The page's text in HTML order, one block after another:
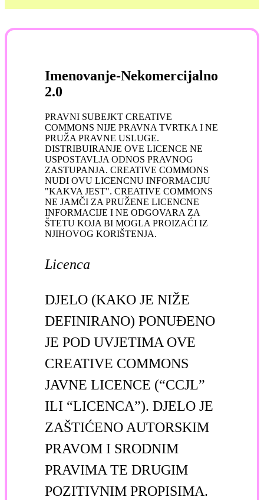
Imenovanje-Nekomercijalno
2.0
PRAVNI SUBEJKT CREATIVE
COMMONS NIJE PRAVNA TVRTKA I NE
PRUŽA PRAVNE USLUGE.
DISTRIBUIRANJE OVE LICENCE NE
USPOSTAVLJA ODNOS PRAVNOG
ZASTUPANJA. CREATIVE COMMONS
NUDI OVU LICENCNU INFORMACIJU
"KAKVA JEST". CREATIVE COMMONS
NE JAMČI ZA PRUŽENE LICENCNE
INFORMACIJE I NE ODGOVARA ZA
ŠTETU KOJA BI MOGLA PROIZAĆI IZ
NJIHOVOG KORIŠTENJA.
Licenca
DJELO (KAKO JE NIŽE
DEFINIRANO) PONUĐENO
JE POD UVJETIMA OVE
CREATIVE COMMONS
JAVNE LICENCE (“CCJL”
ILI “LICENCA”). DJELO JE
ZAŠTIĆENO AUTORSKIM
PRAVOM I SRODNIM
PRAVIMA TE DRUGIM
POZITIVNIM PROPISIMA.